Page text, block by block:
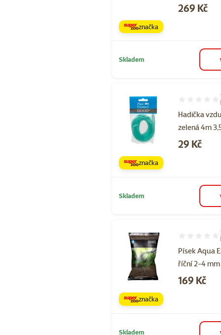
Cena
269 Kč
značka
Skladem
Hadička
zelená 4m
Hodnocení
Cena
29 Kč
značka
Skladem
Písek Aqua
říční 2-4
Hodnocení
Cena
169 Kč
značka
Skladem